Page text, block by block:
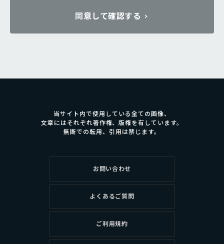
同意して確認する
当サイト内で使用している全ての画像、
文章にはそれぞれ著作権、版権を有しています。
無断での転用、引用は禁じます。
お問い合わせ
よくあるご質問
ご利用規約